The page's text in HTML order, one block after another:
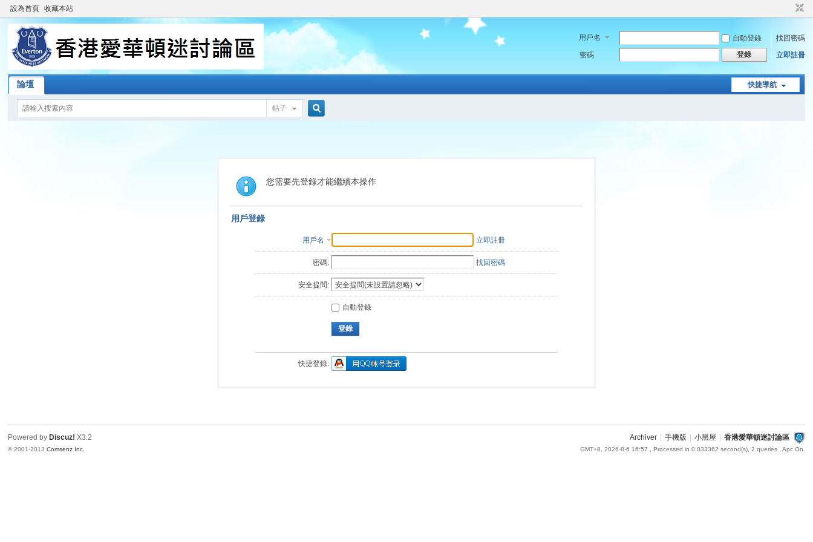
設為首頁 收藏本站
用戶名 自動登錄
找回密碼
密碼
登錄 立即註冊
快捷導航
論壇
帖子
索
您需要先登錄才能繼續本操作
用戶登錄
用戶名 立即註冊
密碼: 找回密碼
安全提問:
自動登錄
登錄
快捷登錄:
Archiver 手機版 小黑屋 香港愛華頓迷討論區
GMT+8, 2026-8-6 16:57 , Processed in 0.033362 second(s), 2 queries , Apc On.
Powered by Discuz! X3.2
© 2001-2013Comsenz Inc.